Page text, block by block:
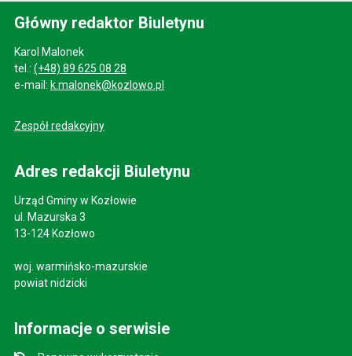
Główny redaktor Biuletynu
Karol Malonek
tel.: (+48) 89 625 08 28
e-mail: k.malonek@kozlowo.pl
Zespół redakcyjny
Adres redakcji Biuletynu
Urząd Gminy w Kozłowie
ul. Mazurska 3
13-124 Kozłowo
woj. warmińsko-mazurskie
powiat nidzicki
Informacje o serwisie